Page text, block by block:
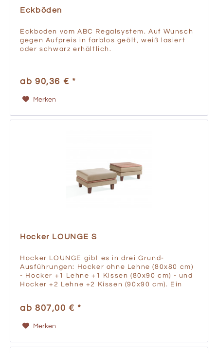
Eckböden
Eckboden vom ABC Regalsystem. Auf Wunsch
gegen Aufpreis in farblos geölt, weiß lasiert
oder schwarz erhältlich.
ab 90,36 € *
Merken
Hocker LOUNGE S
Hocker LOUNGE gibt es in drei Grund-
Ausführungen: Hocker ohne Lehne (80x80 cm)
- Hocker +1 Lehne +1 Kissen (80x90 cm) - und
Hocker +2 Lehne +2 Kissen (90x90 cm). Ein
ab 807,00 € *
Merken